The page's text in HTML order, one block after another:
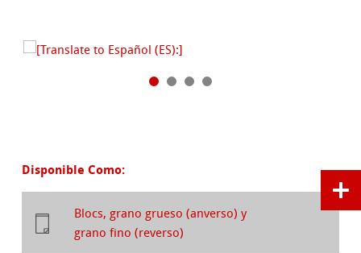
Disponible Como:
Blocs, grano grueso (anverso) y
grano fino (reverso)